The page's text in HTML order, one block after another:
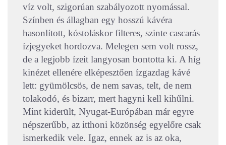
víz volt, szigorúan szabályozott nyomással.
Színben és állagban egy hosszú kávéra
hasonlított, kóstoláskor filteres, szinte cascarás
ízjegyeket hordozva. Melegen sem volt rossz,
de a legjobb ízeit langyosan bontotta ki. A híg
kinézet ellenére elképesztően ízgazdag kávé
lett: gyümölcsös, de nem savas, telt, de nem
tolakodó, és bizarr, mert hagyni kell kihűlni.
Mint kiderült, Nyugat-Európában már egyre
népszerűbb, az itthoni közönség egyelőre csak
ismerkedik vele. Igaz, ennek az is az oka,